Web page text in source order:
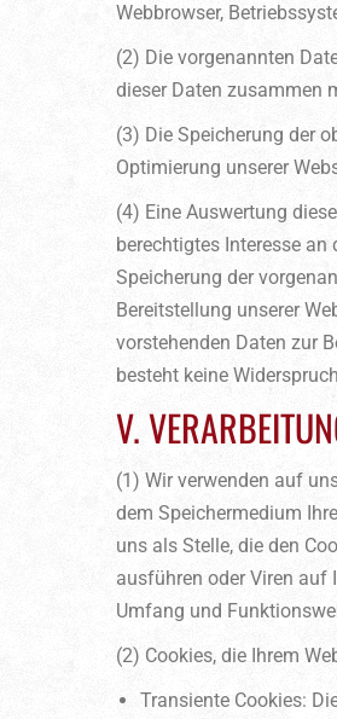
Webbrowser,
(2) Die vorgenannten
dieser Daten zusammen
(3) Die Speicherung der
Optimierung unserer
(4) Eine Auswertung
berechtigtes Interesse
Speicherung der
Bereitstellung unserer
vorstehenden Daten zur
besteht keine
V.
(1) Wir verwenden auf
dem Speichermedium
uns als Stelle, die den
ausführen oder Viren auf
Umfang und
(2) Cookies, die Ihrem
Transiente Cookies: